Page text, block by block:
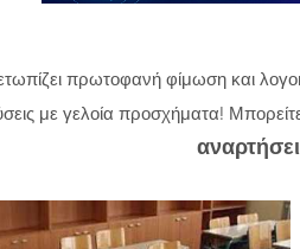
πρωτοφανή φίμωση και
με γελοία προσχήματα!